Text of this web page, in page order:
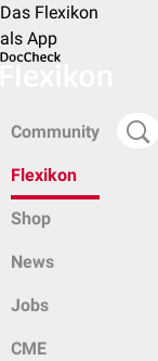
Das Flexikon
als App
Community
Flexikon
Shop
News
Jobs
CME